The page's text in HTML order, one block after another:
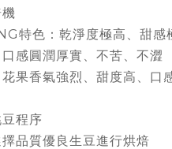
特色：乾淨度極高、甜感
感圓潤厚實、不苦、不澀
果香氣強烈、甜度高、口
程序
擇品質優良生豆進行烘焙